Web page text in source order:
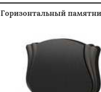
Горизонтальный